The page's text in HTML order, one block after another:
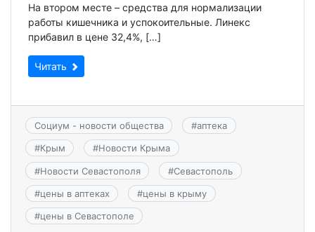
На втором месте – средства для нормализации
работы кишечника и успокоительные. Линекс
прибавил в цене 32,4%, […]
Читать
Социум - новости общества #аптека
#Крым #Новости Крыма
#Новости Севастополя #Севастополь
#цены в аптеках #цены в крыму
#цены в Севастополе